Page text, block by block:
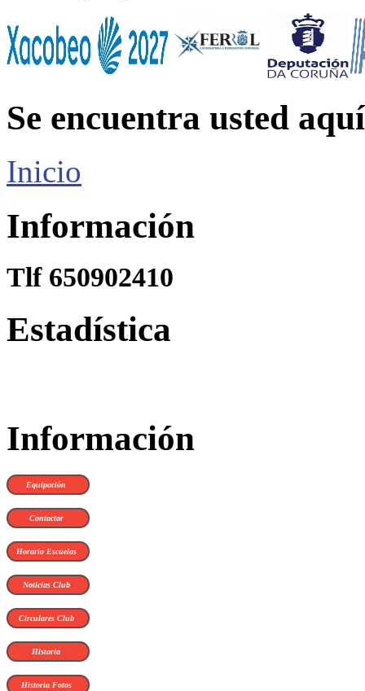
Se encuentra usted aquí
Inicio
Información
Tlf 650902410
Estadística
Información
Equipación
Contactar
Horario Escuelas
Noticias Club
Circulares Club
Historia
Historia Fotos